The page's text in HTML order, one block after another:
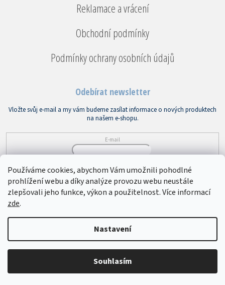
Používáme cookies, abychom Vám umožnili pohodlné
prohlížení webu a díky analýze provozu webu neustále
zlepšovali jeho funkce, výkon a použitelnost. Více informací
zde.
Nastavení
Souhlasím
Reklamace a vrácení
Obchodní podmínky
Podmínky ochrany osobních údajů
Odebírat newsletter
Vložte svůj e-mail a my vám budeme zasílat informace o nových produktech
na našem e-shopu.
E-mail
PŘIHLÁSIT SE
Vytvořil Shoptet
Bytový textil VEBA . Všechna práva vyhrazena.
nastavení cookies